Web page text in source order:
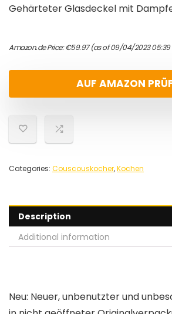
Gehärteter Glasdeckel mit
Amazon.de Price:€59.97(as of 09/04/2023 05:39
AUF AMAZON
Categories: Couscouskocher,Kochen
Description
Additional information
Neu: Neuer, unbenutzter und